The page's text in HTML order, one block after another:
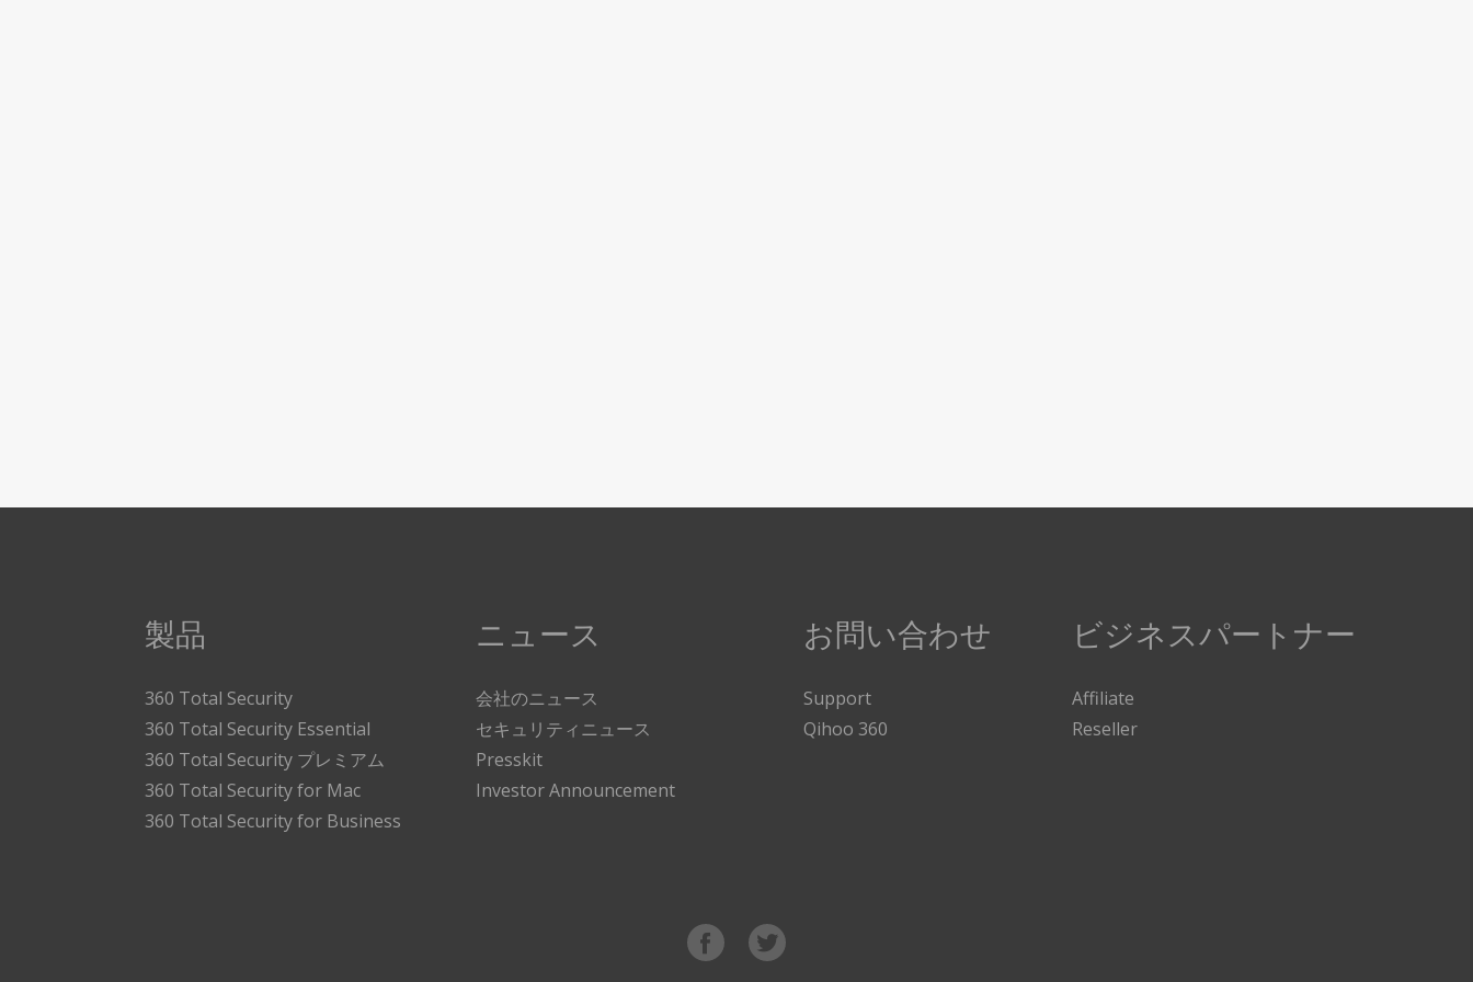
製品
360 Total Security
360 Total Security Essential
360 Total Security プレミアム
360 Total Security for Mac
360 Total Security for Business
ニュース
会社のニュース
セキュリティニュース
Presskit
Investor Announcement
お問い合わせ
Support
Qihoo 360
ビジネスパートナー
Affiliate
Reseller